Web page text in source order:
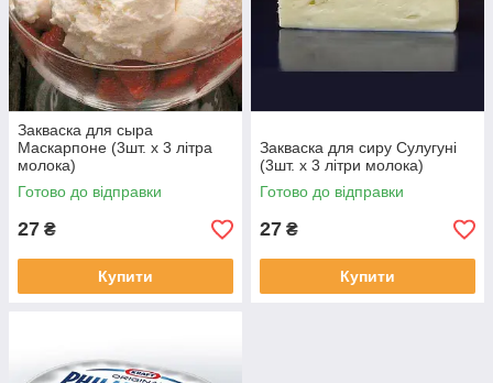
Закваска для сыра
Маскарпоне (3шт. х 3 літра
молока)
Готово до відправки
27 ₴
Купити
Закваска для сиру Сулугуні
(3шт. х 3 літри молока)
Готово до відправки
27 ₴
Купити